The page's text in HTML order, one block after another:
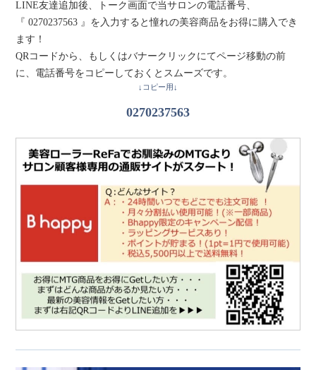
LINE友達追加後、トーク画面で当サロンの電話番号、
『 0270237563 』を入力すると憧れの美容商品をお得に購入でき
ます！
QRコードから、もしくはバナークリックにてページ移動の前
に、電話番号をコピーしておくとスムーズです。
↓コピー用↓
0270237563